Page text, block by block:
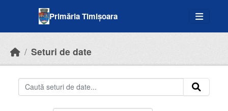
Primăria Timișoara
Seturi de date